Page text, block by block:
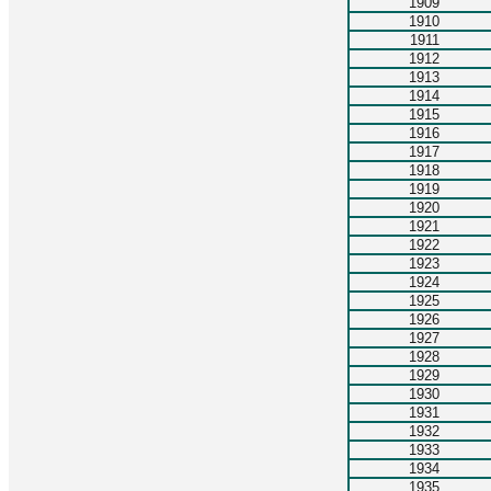
1910
1911
1912
1913
1914
1915
1916
1917
1918
1919
1920
1921
1922
1923
1924
1925
1926
1927
1928
1929
1930
1931
1932
1933
1934
1935